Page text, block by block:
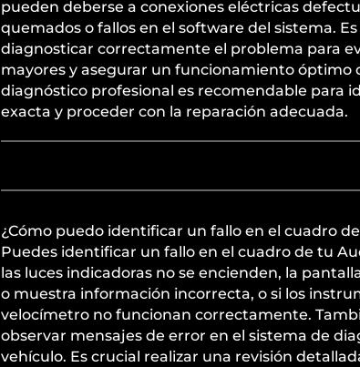
pueden deberse a conexiones eléctricas
quemados o fallos en el software del sistema.
diagnosticar correctamente el problema para
mayores y asegurar un funcionamiento óptimo
diagnóstico profesional es recomendable para
exacta y proceder con la reparación adecuada.
¿Cómo puedo identificar un fallo en el cuadro
Puedes identificar un fallo en el cuadro de tu
las luces indicadoras no se encienden, la
o muestra información incorrecta, o si los
velocímetro no funcionan correctamente.
observar mensajes de error en el sistema de
vehículo. Es crucial realizar una revisión